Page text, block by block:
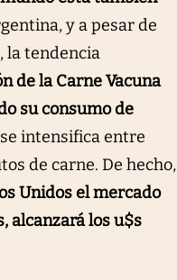
y a pesar de
la tendencia
de la Carne Vacuna
su consumo de
intensifica entre
de carne. De hecho,
Unidos el mercado
alcanzará los u$s